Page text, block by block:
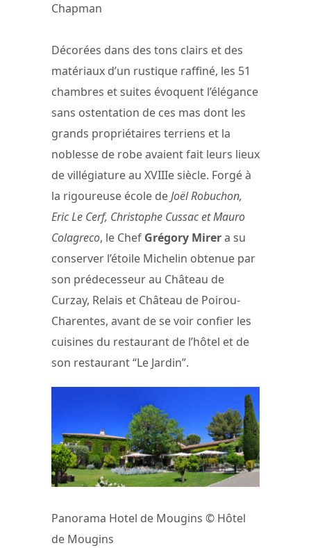
Chapman
Décorées dans des tons clairs et des
matériaux d’un rustique raffiné, les 51
chambres et suites évoquent l’élégance
sans ostentation de ces mas dont les
grands propriétaires terriens et la
noblesse de robe avaient fait leurs lieux
de villégiature au XVIIIe siècle. Forgé à
la rigoureuse école deJoël Robuchon,
Eric Le Cerf, Christophe Cussac et Mauro
Colagreco, le Chef Grégory Mirera su
conserver l’étoile Michelin obtenue par
son prédecesseur au Château de
Curzay, Relais et Château de Poirou-
Charentes, avant de se voir confier les
cuisines du restaurant de l’hôtel et de
son restaurant “Le Jardin”.
Panorama Hotel de Mougins © Hôtel
de Mougins